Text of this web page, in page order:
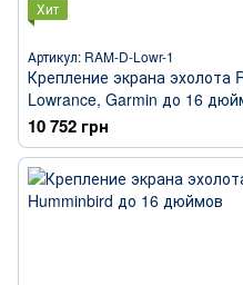
Хит
Артикул: RAM-D-Lowr-1
Крепление экрана эхолота
Lowrance, Garmin до 16
10 752 грн